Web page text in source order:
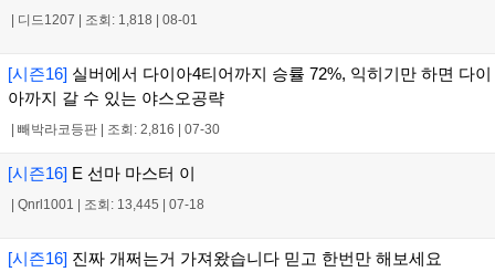
디드1207 조회: 1,818 08-01
[시즌16] 실버에서 다이아4티어까지 승률 72%, 익히기만 하면 다이
아까지 갈 수 있는 야스오공략
빼박라코등판 조회: 2,816 07-30
[시즌16] E 선마 마스터 이
Qnrl1001 조회: 13,445 07-18
[시즌16] 진짜 개쩌는거 가져왔습니다 믿고 한번만 해보세요